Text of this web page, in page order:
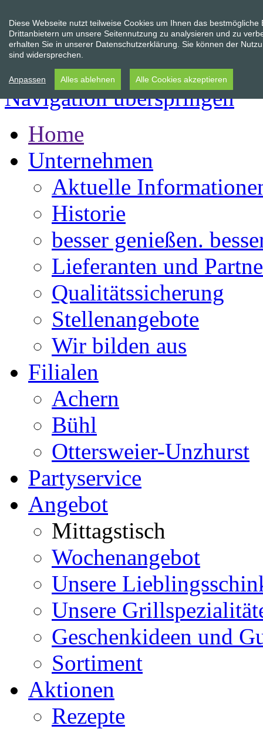
Navigation überspringen
Home
Unternehmen
Aktuelle
Historie
besser genießen.
Lieferanten und
Qualitätssicherung
Stellenangebote
Wir bilden aus
Filialen
Achern
Bühl
Ottersweier-Unzhurst
Partyservice
Angebot
Mittagstisch
Wochenangebot
Unsere
Unsere
Geschenkideen und
Sortiment
Aktionen
Rezepte
Diese Webseite nutzt teilweise Cookies um Ihnen das
Drittanbietern um unsere Seitennutzung zu analysieren und zu
erhalten Sie in unserer Datenschutzerklärung. Sie können der
sind widersprechen.
Anpassen Alles ablehnen Alle Cookies akzeptieren